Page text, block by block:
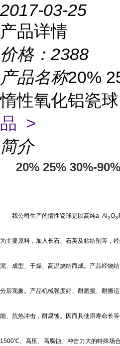
2017-03-25
产品详情
价格： 2388
产品名称20%
惰性氧化铝瓷球
品 >
简介
20% 25% 30%-90%
我公司生产的惰性瓷球是以高纯a- Al 2O3
为主要原料，加入长石、石英及粘结剂等，
泥、成型、干燥、高温烧结而成。产品经烧
分层现象。产品机械强度好、耐磨损、耐搬
能、抗热冲击，耐腐蚀。因而具使用寿命长
1500℃、高压、高腐蚀、冲击力大的特殊场合